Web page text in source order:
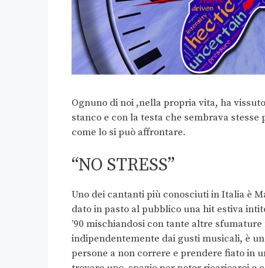
Ognuno di noi ,nella propria vita, ha
stanco e con la testa che sembrava
come lo si può affrontare.
“NO STRESS”
Uno dei cantanti più conosciuti in Italia è
dato in pasto al pubblico una hit estiva
’90 mischiandosi con tante altre
indipendentemente dai gusti musicali, è
persone a non correre e prendere fiato in